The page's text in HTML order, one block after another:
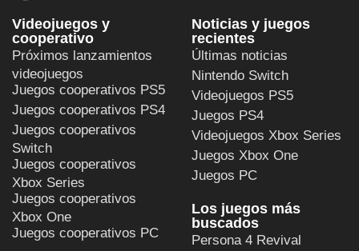
Videojuegos y
cooperativo
Próximos lanzamientos
videojuegos
Juegos cooperativos PS5
Juegos cooperativos PS4
Juegos cooperativos
Switch
Juegos cooperativos
Xbox Series
Juegos cooperativos
Xbox One
Juegos cooperativos PC
Noticias y juegos
recientes
Últimas noticias
Nintendo Switch
Videojuegos PS5
Juegos PS4
Videojuegos Xbox Series
Juegos Xbox One
Juegos PC
Los juegos más
buscados
Persona 4 Revival